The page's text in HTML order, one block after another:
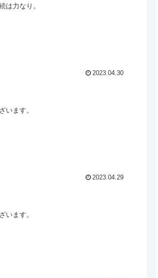
は力なり。
2023.04.30
います。
2023.04.29
います。